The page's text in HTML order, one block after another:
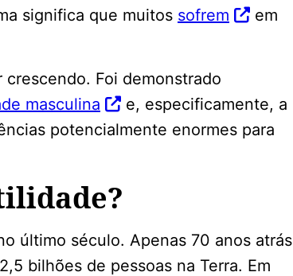
significa que muitos sofrem
em
Foi demonstrado
masculina
e, especificamente, a
potencialmente enormes para
último século. Apenas 70 anos atrás
bilhões de pessoas na Terra. Em